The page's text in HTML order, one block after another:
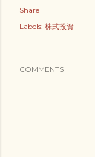
Share
Labels: 株式投資
COMMENTS